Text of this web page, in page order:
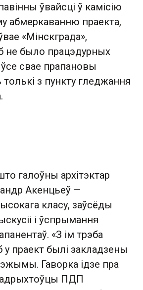
ўвайсці ў камісію
абмеркаванню праекта,
«Мінскграда»,
не было працэдурных
свае прапановы
толькі з пункту гледжання
галоўны архітэктар
Акенцьеў —
класу, заўсёды
і ўспрымання
«З ім трэба
у праект былі закладзены
Гаворка ідзе пра
ПДП